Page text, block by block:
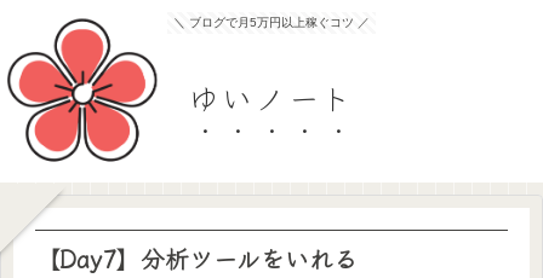
＼ ブログで月5万円以上稼ぐコツ ／
ゆいノート
【Day7】分析ツールをいれる